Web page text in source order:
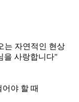
는 자연적인 현상
을 사랑합니다"
야 할 때